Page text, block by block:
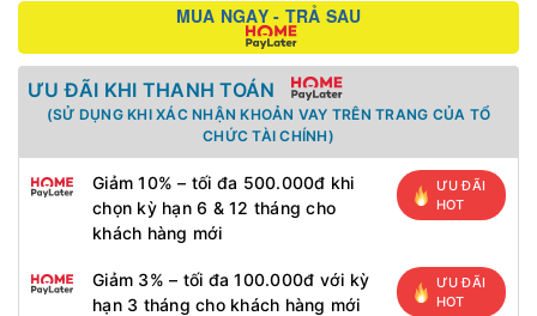
MUA NGAY - TRẢ SAU
ƯU ĐÃI KHI THANH TOÁN
(SỬ DỤNG KHI XÁC NHẬN KHOẢN VAY TRÊN TRANG CỦA TỔ
CHỨC TÀI CHÍNH)
Giảm 10% – tối đa 500.000đ khi
chọn kỳ hạn 6 & 12 tháng cho
khách hàng mới
ƯU ĐÃI
HOT
Giảm 3% – tối đa 100.000đ với kỳ
hạn 3 tháng cho khách hàng mới
ƯU ĐÃI
HOT